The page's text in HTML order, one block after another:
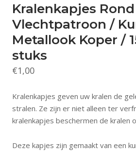
Kralenkapjes
Vlechtpatroon /
Metallook Koper /
stuks
€1,00
Kralenkapjes geven uw kralen de
stralen. Ze zijn er niet alleen ter
kralenkapjes beschermen de kralen
Deze kapjes zijn gemaakt van een